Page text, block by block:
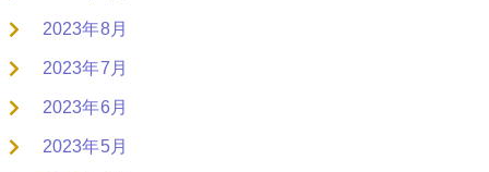
2023年8月
2023年7月
2023年6月
2023年5月